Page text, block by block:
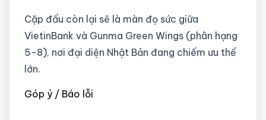
Cặp đấu còn lại sẽ là màn đọ sức giữa
VietinBank và Gunma Green Wings (phân hạng
5-8), nơi đại diện Nhật Bản đang chiếm ưu thế
lớn.
Góp ý / Báo lỗi